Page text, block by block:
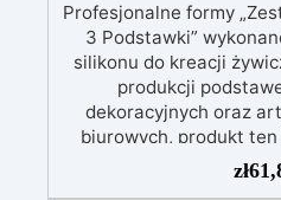
Profesjonalne formy
3 Podstawki”
silikonu do kreacji
produkcji
dekoracyjnych oraz
biurowych, produkt
używany przez lata.
cm – 1 szt Podkładki
zł